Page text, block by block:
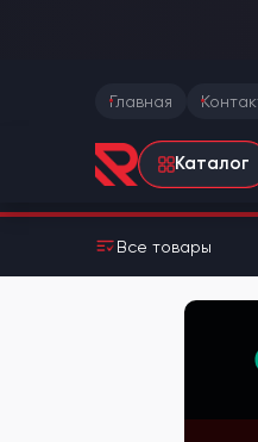
Главная
Каталог
Все товары